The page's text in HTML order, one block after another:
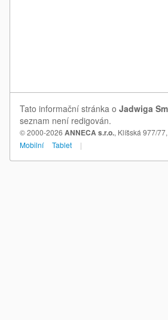
Tato informační stránka o Jadwiga
seznam není redigován.
© 2000-2026 ANNECA s.r.o., Klíšská 977/
Mobilní
Tablet |